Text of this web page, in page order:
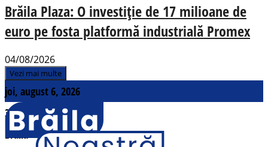
Brăila Plaza: O investiție de 17 milioane de
euro pe fosta platformă industrială Promex
04/08/2026
Vezi mai multe
joi, august 6, 2026
31°c
Brăila